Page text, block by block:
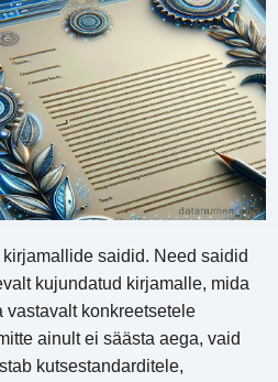
saidid. Need saidid
kujundatud kirjamalle, mida
konkreetsetele
ainult ei säästa aega, vaid
kutsestandarditele,